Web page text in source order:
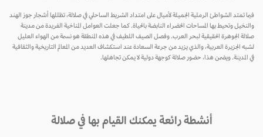
فيما تمتد الشواطئ الرملية الجميلة لأميال على امتداد الشريط الساحلي في صلالة، تظللها أشجار جوز الهند
والنخيل وتحيط بها المساحات الخضراء النابضة بالحياة. كما جعلت العوامل المناخية الفريدة من مدينة
صلالة الجوهرة الحقيقية لبحر العرب. وفصل الصيف اللطيف في هذه المنطقة هو نسمة من الهواء العليل
لشبه الجزيرة العربية، والذي يزيد من جرعة السعادة عند استكشاف العديد من المعالم التاريخية والثقافية
في المدينة. ويضمن هذا، حضور صلالة كوجهة دولية لا يمكن تجاهلها.
أنشطة رائعة يمكنك القيام بها في صلالة